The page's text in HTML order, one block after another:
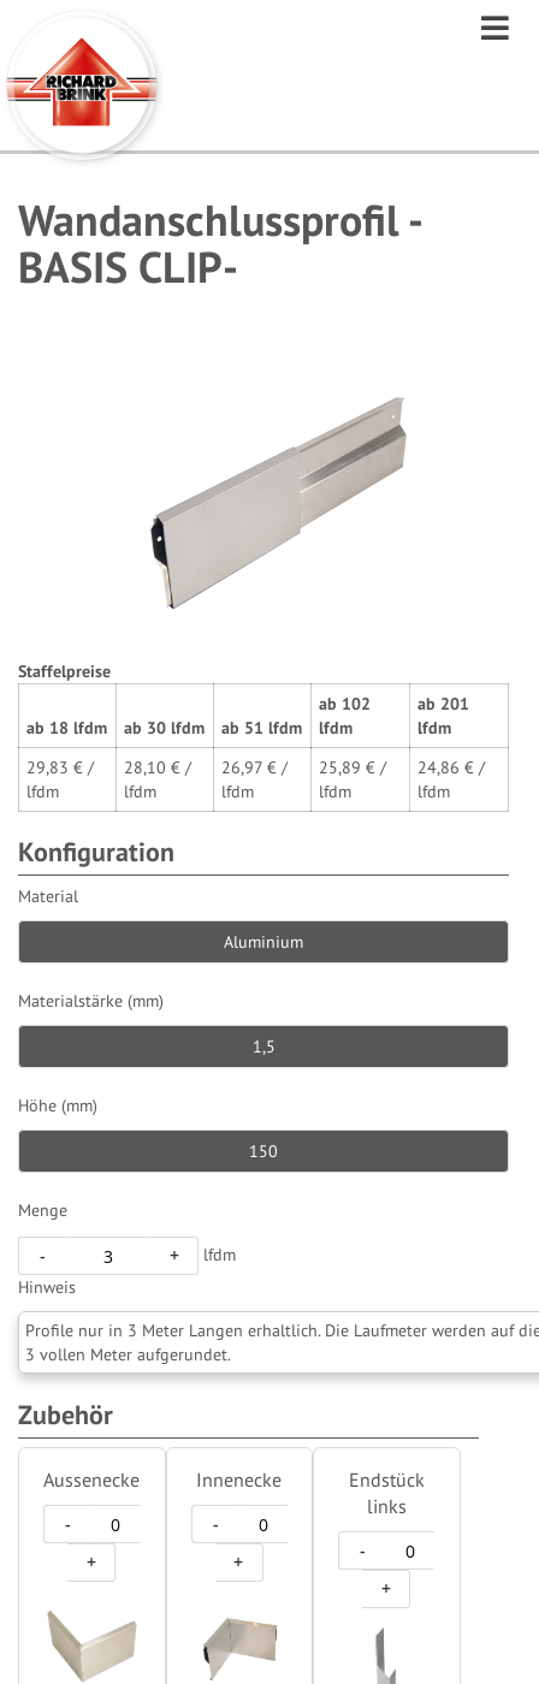
Direkt
Inhalt
Wandanschlussprofil -
BASIS CLIP-
Staffelpreise
ab 18 lfdm ab 30 lfdm ab 51 lfdm
ab 102
lfdm
ab 201
lfdm
29,83 € /
lfdm
28,10 € /
lfdm
26,97 € /
lfdm
25,89 € /
lfdm
24,86 € /
lfdm
Konfiguration
Material
Aluminium
Materialstärke (mm)
1,5
Höhe (mm)
150
Menge
- +
lfdm
Hinweis
Profile nur in 3 Meter Langen erhaltlich. Die Laufmeter werden auf
3 vollen Meter aufgerundet.
Zubehör
Aussenecke
-
+
Innenecke
-
+
Endstück
links
-
+